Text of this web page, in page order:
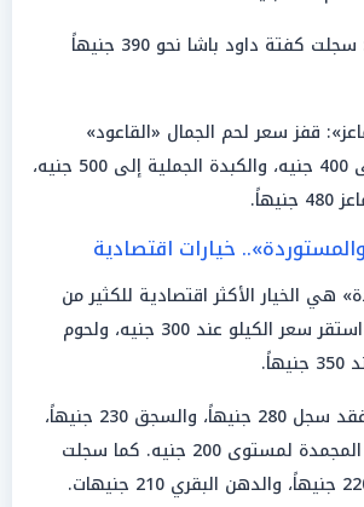
«المصنعات الفاخرة»: سجلت كفتة داود باشا نحو 390 جنيهاً
قفز سعر لحم الجمال «القاعود»
والمفروم الجملي إلى 400 جنيه، والكبدة الجملية إلى 500 جنيه،
خيارات اقتصادية
هي الخيار الأكثر اقتصادية للكثير من
الأسر المصرية، حيث استقر سعر الكيلو عند 300 جنيه، ولحوم
أما المفروم المجمد فقد سجل 280 جنيهاً، والسجق 230 جنيهاً،
بينما تراجعت الكبدة المجمدة لمستوى 200 جنيه. كما سجلت